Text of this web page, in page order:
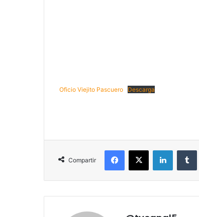
Oficio Viejito Pascuero Descarga
Compartir
Facebook
X LinkedIn